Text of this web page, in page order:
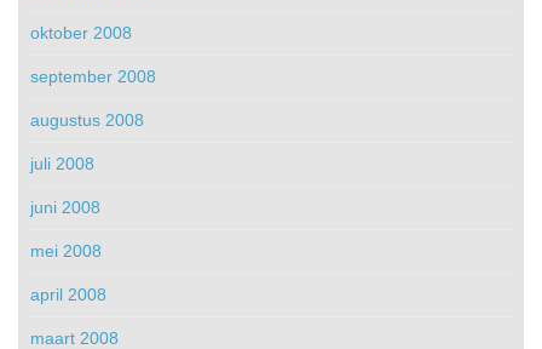
oktober 2008
september 2008
augustus 2008
juli 2008
juni 2008
mei 2008
april 2008
maart 2008